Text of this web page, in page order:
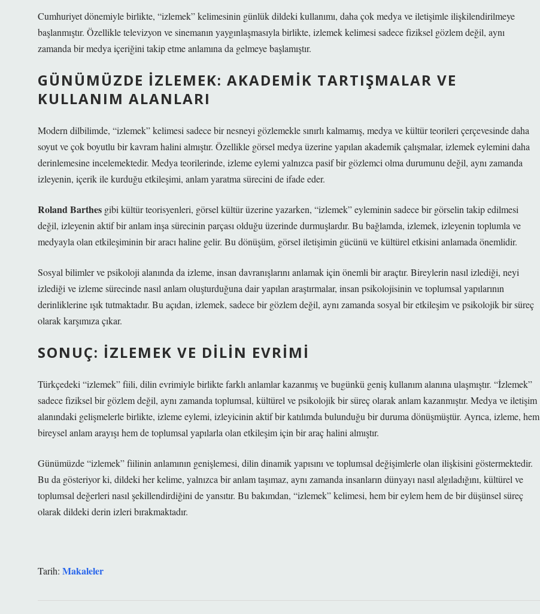
Cumhuriyet dönemiyle birlikte, “izlemek” kelimesinin günlük dildeki kullanımı, daha çok medya ve iletişimle ilişkilendirilmeye
başlanmıştır. Özellikle televizyon ve sinemanın yaygınlaşmasıyla birlikte, izlemek kelimesi sadece fiziksel gözlem değil, aynı
zamanda bir medya içeriğini takip etme anlamına da gelmeye başlamıştır.
GÜNÜMÜZDE İZLEMEK: AKADEMIK TARTIŞMALAR VE
KULLANIM ALANLARI
Modern dilbilimde, “izlemek” kelimesi sadece bir nesneyi gözlemekle sınırlı kalmamış, medya ve kültür teorileri çerçevesinde daha
soyut ve çok boyutlu bir kavram halini almıştır. Özellikle görsel medya üzerine yapılan akademik çalışmalar, izlemek eylemini daha
derinlemesine incelemektedir. Medya teorilerinde, izleme eylemi yalnızca pasif bir gözlemci olma durumunu değil, aynı zamanda
izleyenin, içerik ile kurduğu etkileşimi, anlam yaratma sürecini de ifade eder.
Roland Barthes gibi kültür teorisyenleri, görsel kültür üzerine yazarken, “izlemek” eyleminin sadece bir görselin takip edilmesi
değil, izleyenin aktif bir anlam inşa sürecinin parçası olduğu üzerinde durmuşlardır. Bu bağlamda, izlemek, izleyenin toplumla ve
medyayla olan etkileşiminin bir aracı haline gelir. Bu dönüşüm, görsel iletişimin gücünü ve kültürel etkisini anlamada önemlidir.
Sosyal bilimler ve psikoloji alanında da izleme, insan davranışlarını anlamak için önemli bir araçtır. Bireylerin nasıl izlediği, neyi
izlediği ve izleme sürecinde nasıl anlam oluşturduğuna dair yapılan araştırmalar, insan psikolojisinin ve toplumsal yapılarının
derinliklerine ışık tutmaktadır. Bu açıdan, izlemek, sadece bir gözlem değil, aynı zamanda sosyal bir etkileşim ve psikolojik bir süreç
olarak karşımıza çıkar.
SONUÇ: İZLEMEK VE DILIN EVRIMI
Türkçedeki “izlemek” fiili, dilin evrimiyle birlikte farklı anlamlar kazanmış ve bugünkü geniş kullanım alanına ulaşmıştır. “İzlemek”
sadece fiziksel bir gözlem değil, aynı zamanda toplumsal, kültürel ve psikolojik bir süreç olarak anlam kazanmıştır. Medya ve iletişim
alanındaki gelişmelerle birlikte, izleme eylemi, izleyicinin aktif bir katılımda bulunduğu bir duruma dönüşmüştür. Ayrıca, izleme, hem
bireysel anlam arayışı hem de toplumsal yapılarla olan etkileşim için bir araç halini almıştır.
Günümüzde “izlemek” fiilinin anlamının genişlemesi, dilin dinamik yapısını ve toplumsal değişimlerle olan ilişkisini göstermektedir.
Bu da gösteriyor ki, dildeki her kelime, yalnızca bir anlam taşımaz, aynı zamanda insanların dünyayı nasıl algıladığını, kültürel ve
toplumsal değerleri nasıl şekillendirdiğini de yansıtır. Bu bakımdan, “izlemek” kelimesi, hem bir eylem hem de bir düşünsel süreç
olarak dildeki derin izleri bırakmaktadır.
Tarih: Makaleler